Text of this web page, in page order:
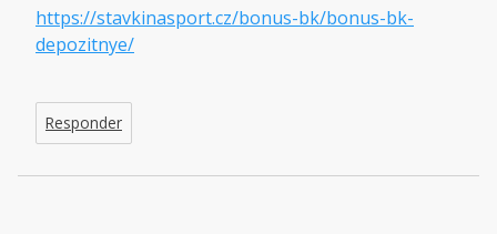
https://stavkinasport.cz/bonus-bk/bonus-bk-
depozitnye/
Responder